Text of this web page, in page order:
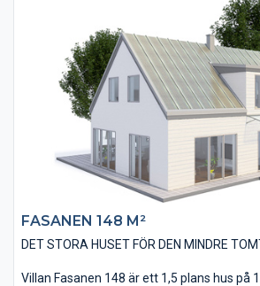
Köket, som ligger i direkt anslutning med
utförts med en stor köksö där tillagning av
umgänge kan ske samtidigt. Huset har
som ger ett härligt ljusinsläpp och en
och trädgård.
FASANEN 148 M²
DET STORA HUSET FÖR DEN MINDRE
Villan Fasanen 148 är ett 1,5 plans hus på